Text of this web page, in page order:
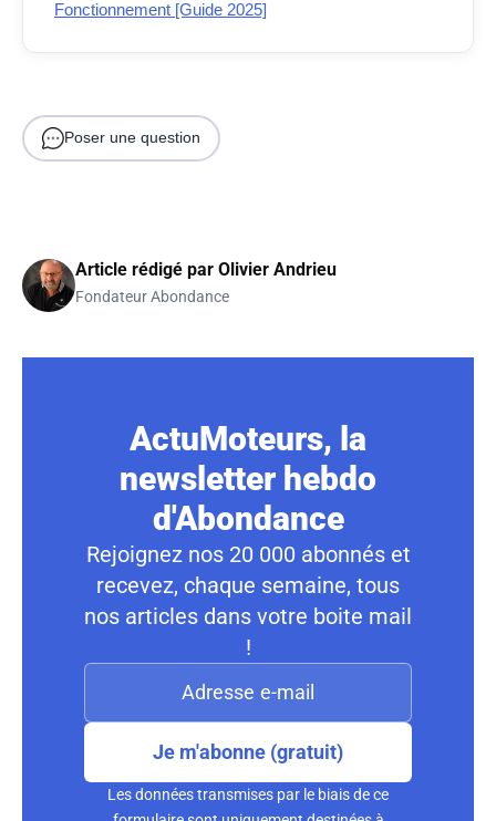
Fonctionnement [Guide 2025]
Poser une question
Article rédigé par Olivier Andrieu
Fondateur Abondance
ActuMoteurs, la
newsletter hebdo
d'Abondance
Rejoignez nos 20 000 abonnés et
recevez, chaque semaine, tous
nos articles dans votre boite mail
!
Je m'abonne (gratuit)
Les données transmises par le biais de ce